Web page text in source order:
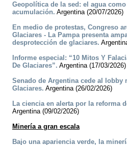
Geopolítica de la sed: el agua
acumulación. Argentina (20/07/2026)
En medio de protestas, Congreso
Glaciares - La Pampa presenta
desprotección de glaciares.
Informe especial: “10 Mitos Y
De Glaciares”. Argentina (17/03/2026)
Senado de Argentina cede al lobby
Glaciares. Argentina (26/02/2026)
La ciencia en alerta por la reforma
Argentina (09/02/2026)
Minería a gran escala
Bajo una apariencia verde, la